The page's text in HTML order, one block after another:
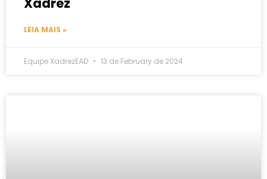
LEIA MAIS »
Equipe XadrezEAD 13 de February de 2024